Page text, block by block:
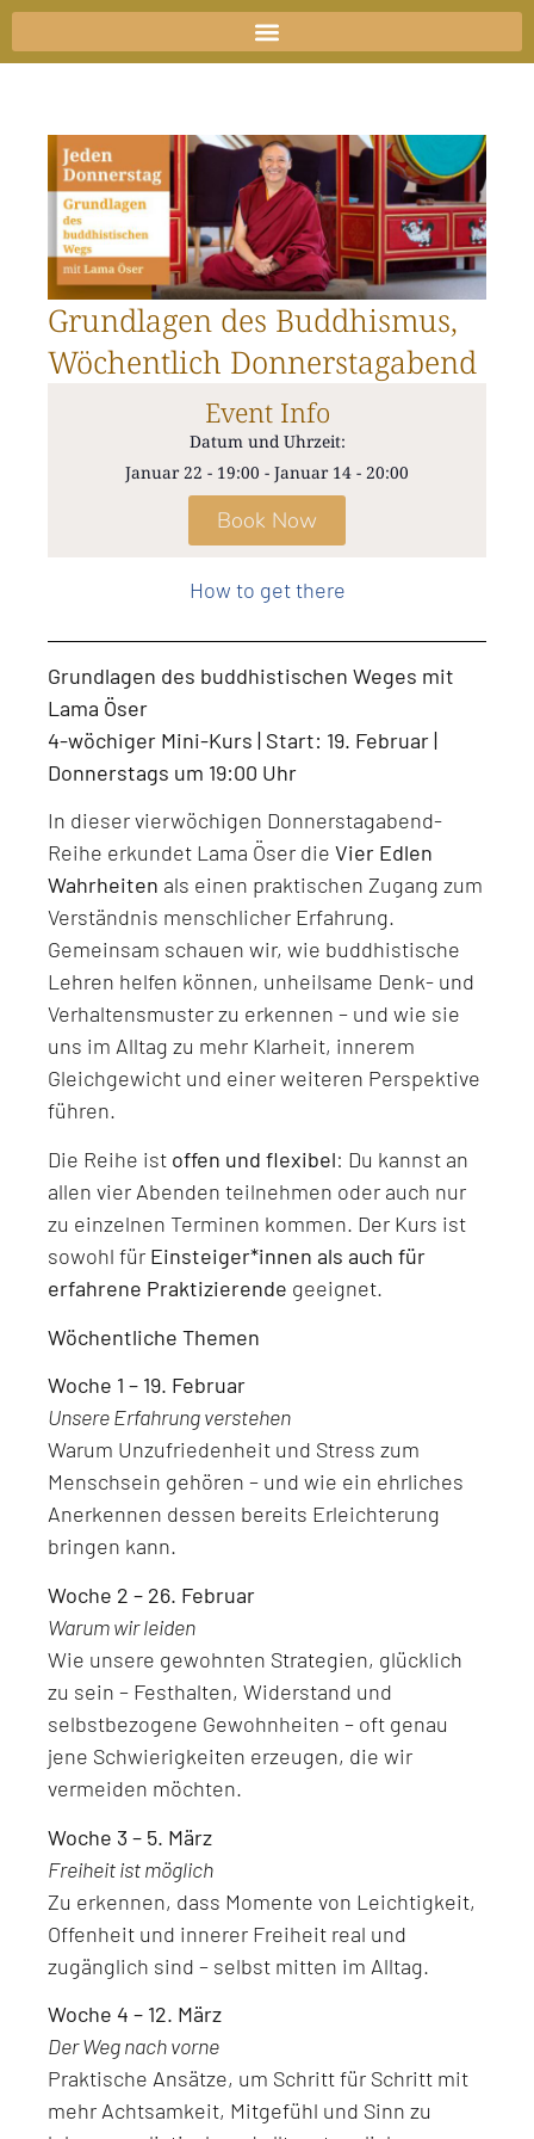
Zum
Inhalt
Grundlagen des Buddhismus,
Wöchentlich Donnerstagabend
Event Info
Datum und Uhrzeit:
Januar 22 - 19:00 - Januar 14 - 20:00
Book Now
How to get there
Grundlagen des buddhistischen Weges mit
Lama Öser
4-wöchiger Mini-Kurs | Start: 19. Februar |
Donnerstags um 19:00 Uhr
In dieser vierwöchigen Donnerstagabend-
Reihe erkundet Lama Öser die Vier Edlen
Wahrheiten als einen praktischen Zugang zum
Verständnis menschlicher Erfahrung.
Gemeinsam schauen wir, wie buddhistische
Lehren helfen können, unheilsame Denk- und
Verhaltensmuster zu erkennen – und wie sie
uns im Alltag zu mehr Klarheit, innerem
Gleichgewicht und einer weiteren Perspektive
führen.
Die Reihe ist offen und flexibel: Du kannst an
allen vier Abenden teilnehmen oder auch nur
zu einzelnen Terminen kommen. Der Kurs ist
sowohl für Einsteiger*innen als auch für
erfahrene Praktizierende geeignet.
Wöchentliche Themen
Woche 1 – 19. Februar
Unsere Erfahrung verstehen
Warum Unzufriedenheit und Stress zum
Menschsein gehören – und wie ein ehrliches
Anerkennen dessen bereits Erleichterung
bringen kann.
Woche 2 – 26. Februar
Warum wir leiden
Wie unsere gewohnten Strategien, glücklich
zu sein – Festhalten, Widerstand und
selbstbezogene Gewohnheiten – oft genau
jene Schwierigkeiten erzeugen, die wir
vermeiden möchten.
Woche 3 – 5. März
Freiheit ist möglich
Zu erkennen, dass Momente von Leichtigkeit,
Offenheit und innerer Freiheit real und
zugänglich sind – selbst mitten im Alltag.
Woche 4 – 12. März
Der Weg nach vorne
Praktische Ansätze, um Schritt für Schritt mit
mehr Achtsamkeit, Mitgefühl und Sinn zu